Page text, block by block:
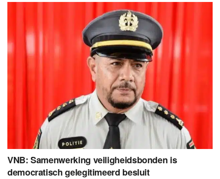
VNB: Samenwerking veiligheidsbonden is
democratisch gelegitimeerd besluit